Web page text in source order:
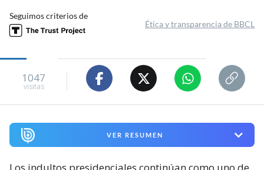
Seguimos criterios de
Ética y transparencia de BBCL
1047
visitas
VER RESUMEN